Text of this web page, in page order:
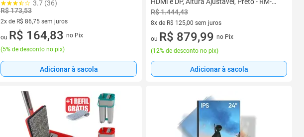
3.7 (36)
R$ 173,53
2x de R$ 86,75 sem juros
2 vez de R$ 86,75 sem juros
ou R$ 164,83 no Pix
(5% de desconto no pix)
Adicionar à sacola
MOGL-27F1002K-B
R$ 1.444,43
8x de R$ 125,00 sem juros
8 vez de R$ 125,00 sem juros
ou R$ 879,99 no Pix
(12% de desconto no pix)
Adicionar à sacola